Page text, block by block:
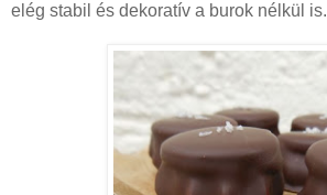
elég stabil és dekoratív a burok nélkül is.